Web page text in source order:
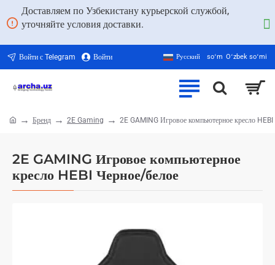
Доставляем по Узбекистану курьерской службой,
уточняйте условия доставки.
Войти с Telegram Войти Русский soʻm Oʻzbek soʻmi
2E GAMING Игровое компьютерное
кресло HEBI Черное/белое
Бренд 2E Gaming 2E GAMING Игровое компьютерное кресло HEBI